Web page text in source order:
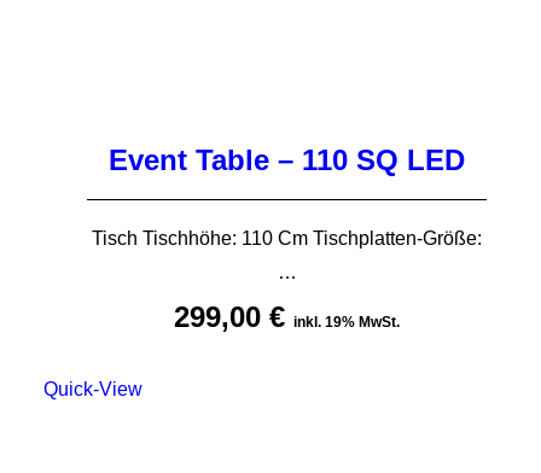
Event Table – 110 SQ LED
Tisch Tischhöhe: 110 Cm Tischplatten-Größe:
…
299,00 € inkl. 19% MwSt.
Quick-View